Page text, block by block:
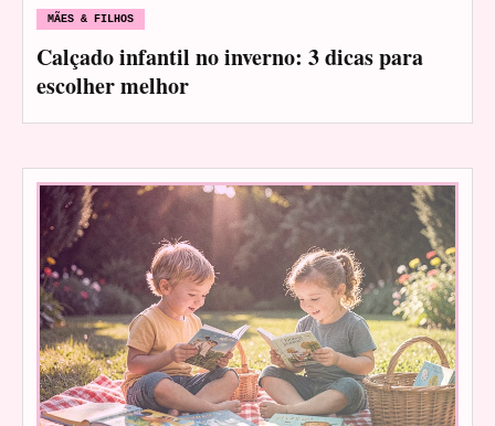
MÃES & FILHOS
Calçado infantil no inverno: 3 dicas para
escolher melhor